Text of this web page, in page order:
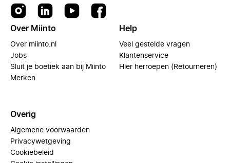
Over Miinto
Over miinto.nl
Jobs
Sluit je boetiek aan bij Miinto
Merken
Help
Veel gestelde vragen
Klantenservice
Hier herroepen (Retourneren)
Overig
Algemene voorwaarden
Privacywetgeving
Cookiebeleid